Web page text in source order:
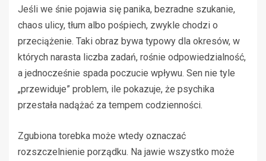
Jeśli we śnie pojawia się panika, bezradne szukanie,
chaos ulicy, tłum albo pośpiech, zwykle chodzi o
przeciążenie. Taki obraz bywa typowy dla okresów, w
których narasta liczba zadań, rośnie odpowiedzialność,
a jednocześnie spada poczucie wpływu. Sen nie tyle
„przewiduje” problem, ile pokazuje, że psychika
przestała nadążać za tempem codzienności.
Zgubiona torebka może wtedy oznaczać
rozszczelnienie porządku. Na jawie wszystko może